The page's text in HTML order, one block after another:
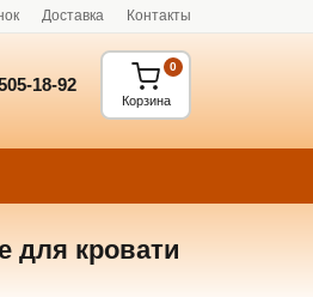
Доставка Контакты
18-92
Корзина
0
для кровати